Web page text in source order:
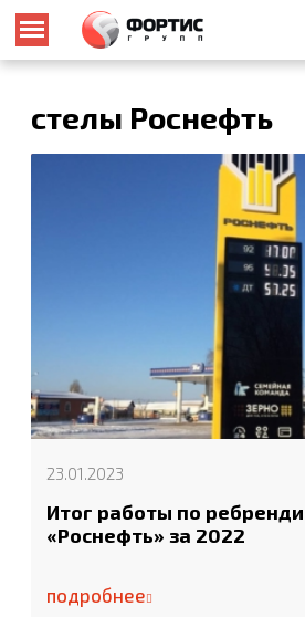
стелы Роснефть
23.01.2023
Итог работы по
«Роснефть» за 2022
подробнее